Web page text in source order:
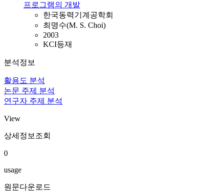
프로그램의 개발
한국동력기계공학회
최명수(M. S. Choi)
2003
KCI등재
분석정보
활용도 분석
논문 주제 분석
연구자 주제 분석
View
상세정보조회
0
usage
원문다운로드